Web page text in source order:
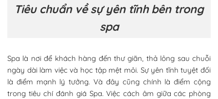
Tiêu chuẩn về sự yên tĩnh bên trong
spa
Spa là nơi để khách hàng đến thư giãn, thả lỏng sau chuỗi
ngày dài làm việc và học tập mệt mỏi. Sự yên tĩnh tuyệt đối
là điểm mạnh lý tưởng. Và đây cũng chính là điểm cộng
trong tiêu chí đánh giá Spa. Việc cách âm giữa các phòng